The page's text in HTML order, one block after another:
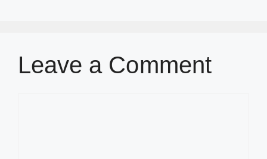
Leave a Comment